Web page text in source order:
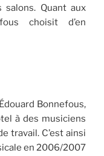
Quant aux
choisit d’en
Bonnefous,
à des musiciens
travail. C’est ainsi
en 2006/2007